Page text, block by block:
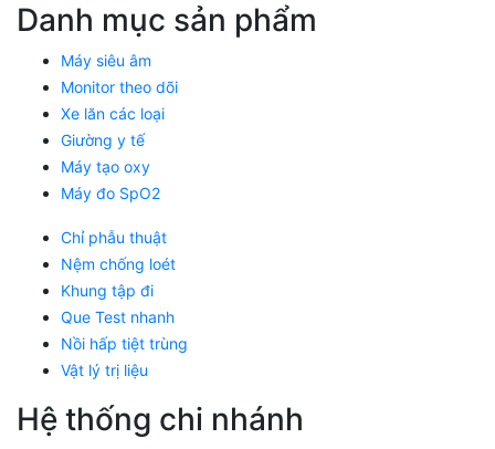
Danh mục sản phẩm
Máy siêu âm
Monitor theo dõi
Xe lăn các loại
Giường y tế
Máy tạo oxy
Máy đo SpO2
Chỉ phẫu thuật
Nệm chống loét
Khung tập đi
Que Test nhanh
Nồi hấp tiệt trùng
Vật lý trị liệu
Hệ thống chi nhánh